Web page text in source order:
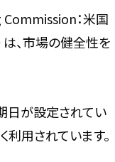
：米国
、市場の健全性を
日が設定されてい
用されています。